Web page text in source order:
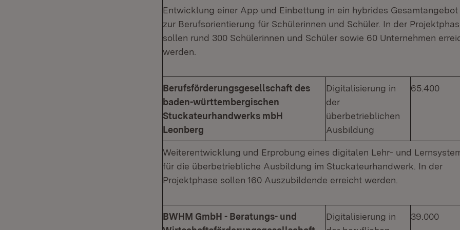
Entwicklung einer App und Einbettung in ein hybrides Gesamtangebot
zur Berufsorientierung für Schülerinnen und Schüler. In der
sollen rund 300 Schülerinnen und Schüler sowie 60 Unternehmen
werden.
Berufsförderungsgesellschaft des
baden-württembergischen
Stuckateurhandwerks mbH
Leonberg
Digitalisierung in
der
überbetrieblichen
Ausbildung
65.400
Weiterentwicklung und Erprobung eines digitalen Lehr- und
für die überbetriebliche Ausbildung im Stuckateurhandwerk. In der
Projektphase sollen 160 Auszubildende erreicht werden.
BWHM GmbH - Beratungs- und
Digitalisierung in
39.000